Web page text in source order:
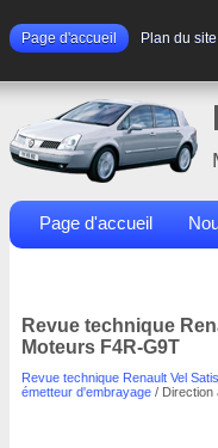
Page d'accueil Plan du site
Page d'accueil
Revue technique
Moteurs F4R-G9T
Revue technique Renault Vel Satis
émetteur d'embrayage / Direction